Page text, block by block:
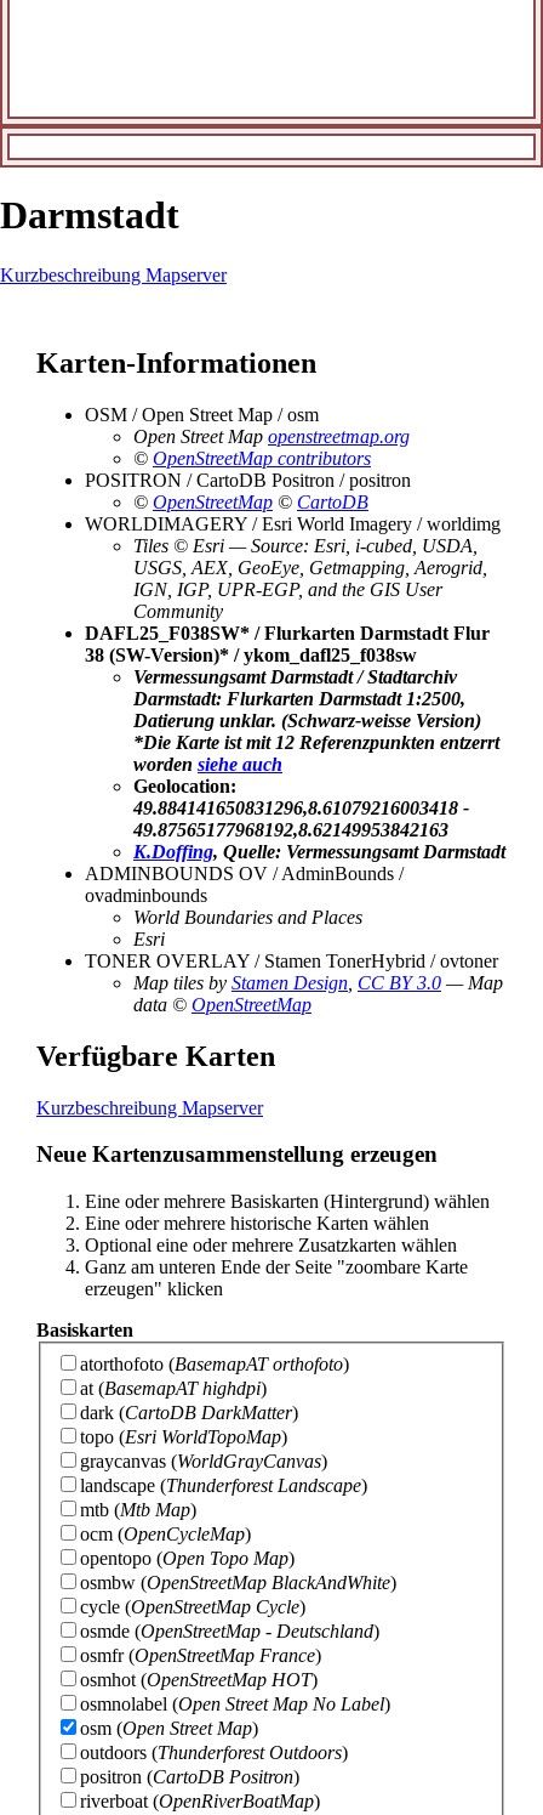
Darmstadt
Kurzbeschreibung Mapserver
Karten-Informationen
OSM / Open Street Map / osm
Open Street Map openstreetmap.org
© OpenStreetMap contributors
POSITRON / CartoDB Positron / positron
© OpenStreetMap © CartoDB
WORLDIMAGERY / Esri World Imagery / worldimg
Tiles © Esri — Source: Esri, i-cubed, USDA,
USGS, AEX, GeoEye, Getmapping, Aerogrid,
IGN, IGP, UPR-EGP, and the GIS User
Community
DAFL25_F038SW* / Flurkarten Darmstadt Flur
38 (SW-Version)* / ykom_dafl25_f038sw
Vermessungsamt Darmstadt / Stadtarchiv
Darmstadt: Flurkarten Darmstadt 1:2500,
Datierung unklar. (Schwarz-weisse Version)
*Die Karte ist mit 12 Referenzpunkten entzerrt
worden siehe auch
Geolocation:
49.884141650831296,8.61079216003418 -
49.87565177968192,8.62149953842163
K.Doffing, Quelle: Vermessungsamt Darmstadt
ADMINBOUNDS OV / AdminBounds /
ovadminbounds
World Boundaries and Places
Esri
TONER OVERLAY / Stamen TonerHybrid / ovtoner
Map tiles by Stamen Design CC BY 3.0 — Map
data © OpenStreetMap
Verfügbare Karten
Kurzbeschreibung Mapserver
Neue Kartenzusammenstellung erzeugen
Eine oder mehrere Basiskarten (Hintergrund) wählen
Eine oder mehrere historische Karten wählen
Optional eine oder mehrere Zusatzkarten wählen
Ganz am unteren Ende der Seite "zoombare Karte
erzeugen" klicken
Basiskarten
atorthofoto (BasemapAT orthofoto)
at (BasemapAT highdpi)
dark (CartoDB DarkMatter)
topo (Esri WorldTopoMap)
graycanvas (WorldGrayCanvas)
landscape (Thunderforest Landscape)
mtb (Mtb Map)
ocm (OpenCycleMap)
opentopo (Open Topo Map)
osmbw (OpenStreetMap BlackAndWhite)
cycle (OpenStreetMap Cycle)
osmde (OpenStreetMap - Deutschland)
osmfr(OpenStreetMap France)
osmhot (OpenStreetMap HOT)
osmnolabel (Open Street Map No Label)
osm (Open Street Map)
outdoors (Thunderforest Outdoors)
positron (CartoDB Positron)
riverboat (OpenRiverBoatMap)